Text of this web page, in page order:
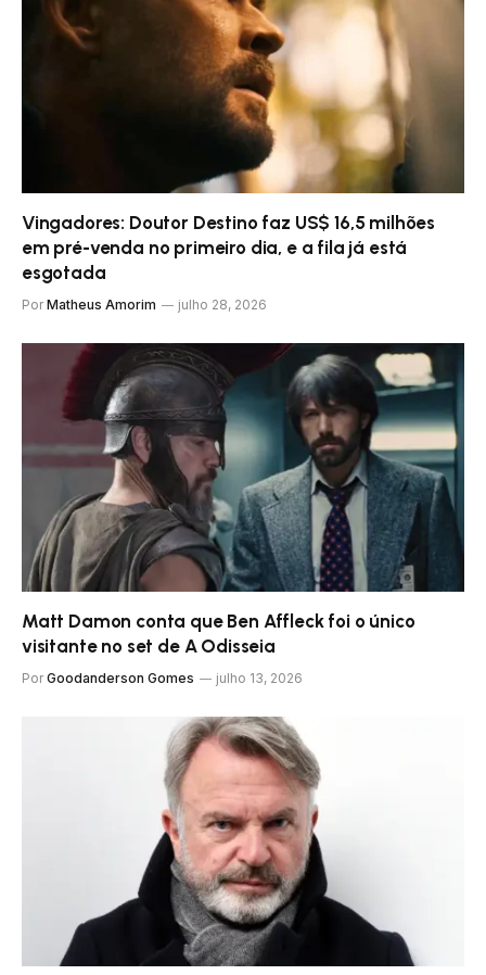
Vingadores: Doutor Destino faz US$ 16,5 milhões
em pré-venda no primeiro dia, e a fila já está
esgotada
Por Matheus Amorim julho 28, 2026
Matt Damon conta que Ben Affleck foi o único
visitante no set de A Odisseia
Por Goodanderson Gomes julho 13, 2026